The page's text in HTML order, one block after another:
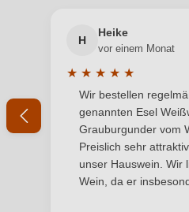
Qualität
Rebsorte
Ihre E-Mail-Adresse
Ihr Passwort
Ich
H
Heike
vor einem Monat
★ ★ ★ ★ ★
Durchschnittliche
Wir bestellen
genannten Esel
Grauburgunder vom
Preislich sehr
unser Hauswein. Wir
Wein, da er